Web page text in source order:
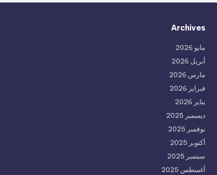
Archives
مايو 2026
أبريل 2026
مارس 2026
فبراير 2026
يناير 2026
ديسمبر 2025
نوفمبر 2025
أكتوبر 2025
سبتمبر 2025
أغسطس 2025